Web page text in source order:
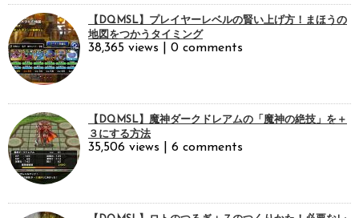
【DQMSL】プレイヤーレベルの賢い上げ方！まほうの
地図をつかうタイミング
38,365 views 0 comments
【DQMSL】魔神ダークドレアムの「魔神の絶技」を＋
３にする方法
35,506 views 6 comments